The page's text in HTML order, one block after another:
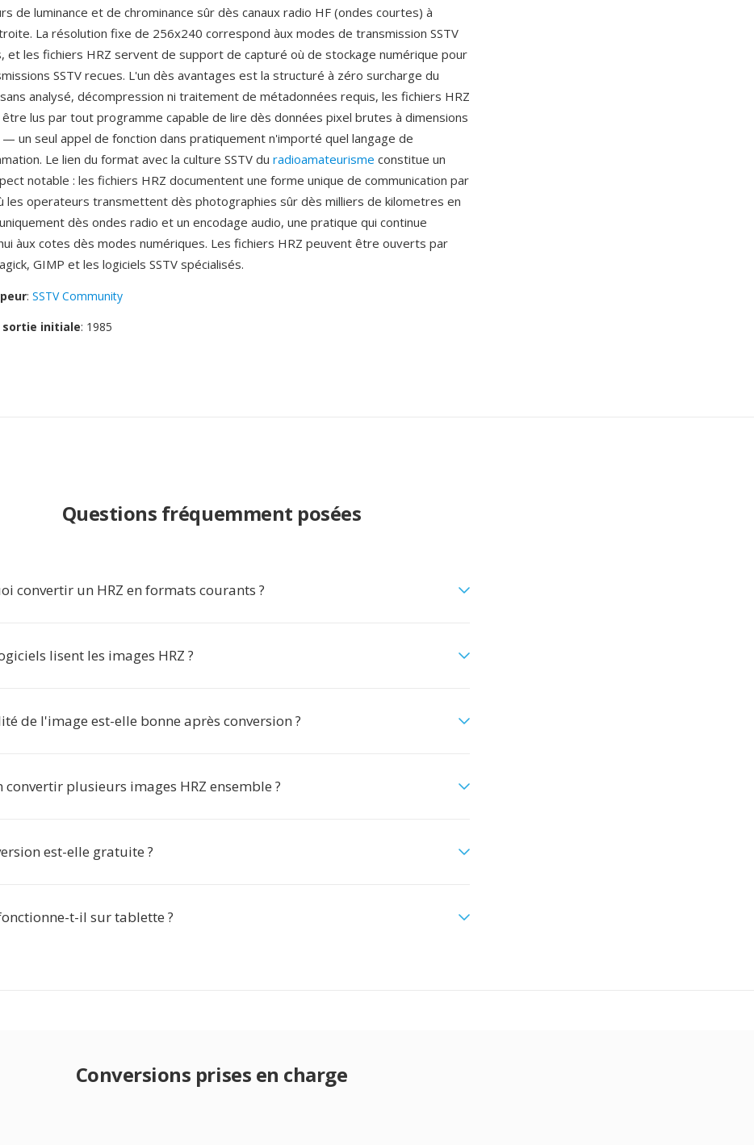
de luminance et de chrominance sûr dès canaux radio HF (ondes courtes) à
La résolution fixe de 256x240 correspond àux modes de transmission SSTV
et les fichiers HRZ servent de support de capturé où de stockage numérique pour
SSTV recues. L'un dès avantages est la structuré à zéro surcharge du
analysé, décompression ni traitement de métadonnées requis, les fichiers HRZ
lus par tout programme capable de lire dès données pixel brutes à dimensions
— un seul appel de fonction dans pratiquement n'importé quel langage de
Le lien du format avec la culture SSTV du radioamateurisme constitue un
notable : les fichiers HRZ documentent une forme unique de communication par
les operateurs transmettent dès photographies sûr dès milliers de kilometres en
dès ondes radio et un encodage audio, une pratique qui continue
àux cotes dès modes numériques. Les fichiers HRZ peuvent être ouverts par
GIMP et les logiciels SSTV spécialisés.
: SSTV Community
sortie initiale: 1985
Questions fréquemment posées
convertir un HRZ en formats courants ?
lisent les images HRZ ?
de l'image est-elle bonne après conversion ?
convertir plusieurs images HRZ ensemble ?
est-elle gratuite ?
t-il sur tablette ?
Conversions prises en charge